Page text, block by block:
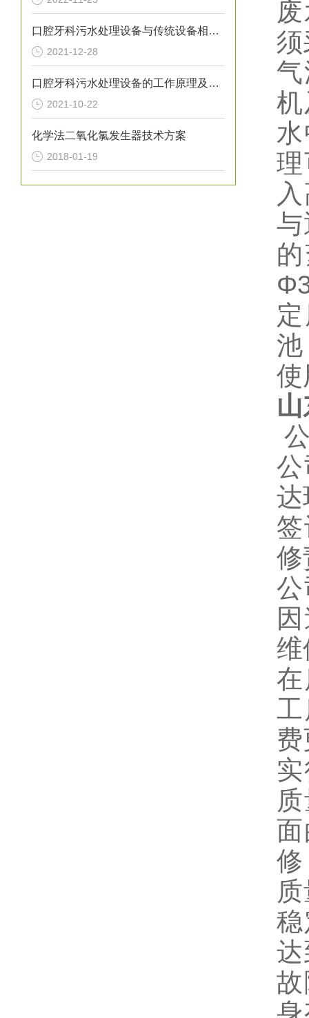
口腔牙科污水处理设备与传统设备相比的优势介绍
2021-12-28
口腔牙科污水处理设备的工作原理及出故障时需采取的措施介绍
2021-10-22
化学法二氧化氯发生器技术方案
2018-01-19
须
使
达
修
维
修